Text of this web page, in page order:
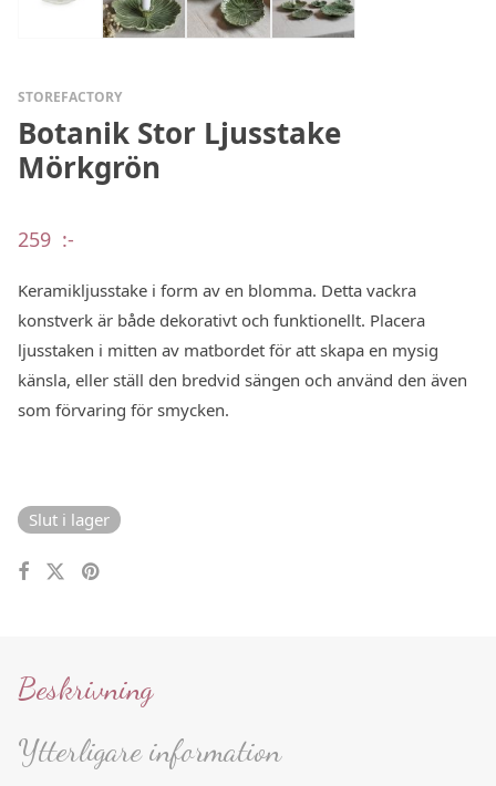
STOREFACTORY
Botanik Stor Ljusstake
Mörkgrön
259 :-
Keramikljusstake i form av en blomma. Detta vackra
konstverk är både dekorativt och funktionellt. Placera
ljusstaken i mitten av matbordet för att skapa en mysig
känsla, eller ställ den bredvid sängen och använd den även
som förvaring för smycken.
Slut i lager
Beskrivning
Ytterligare information